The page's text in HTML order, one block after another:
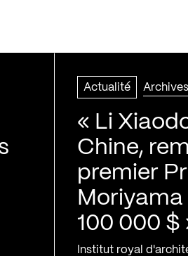
Actualité Archives
« Li
Chine,
premier
Moriyama
100 000 $
Institut royal